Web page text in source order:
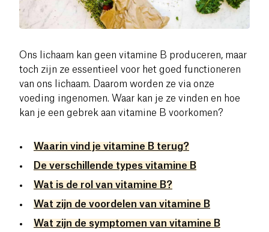
Ons lichaam kan geen vitamine B produceren, maar
toch zijn ze essentieel voor het goed functioneren
van ons lichaam. Daarom worden ze via onze
voeding ingenomen. Waar kan je ze vinden en hoe
kan je een gebrek aan vitamine B voorkomen?
Waarin vind je vitamine B terug?
De verschillende types vitamine B
Wat is de rol van vitamine B?
Wat zijn de voordelen van vitamine B
Wat zijn de symptomen van vitamine B